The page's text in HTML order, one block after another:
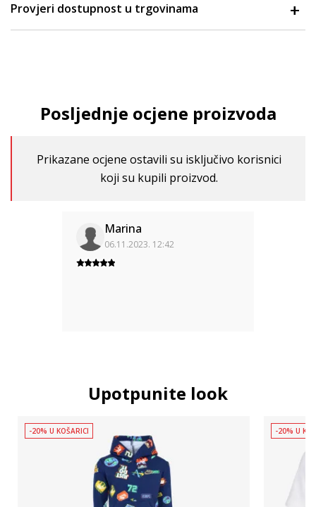
Provjeri dostupnost u trgovinama
Posljednje ocjene proizvoda
Prikazane ocjene ostavili su isključivo korisnici
koji su kupili proizvod.
Marina
06.11.2023. 12:42
Upotpunite look
-20% U KOŠARICI -20% U